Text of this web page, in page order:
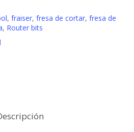
, fraiser, fresa de cortar, fresa de
, Router bits